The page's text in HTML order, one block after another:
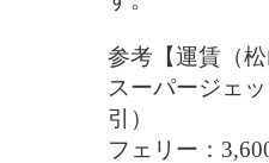
参考【運賃（
スーパージェ
引）
フェリー：